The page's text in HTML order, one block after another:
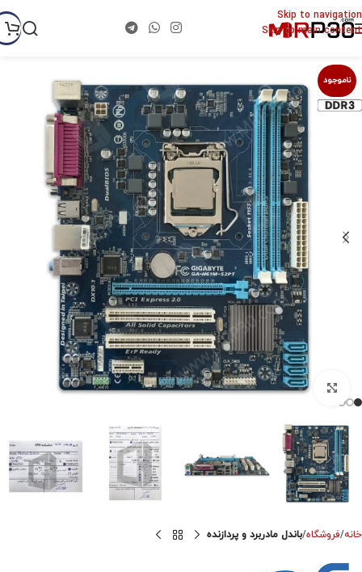
Skip to navigation
Skip to main content
ناموجود
برای بزرگنمایی کلیک کنید
خانه فروشگاه باندل مادربرد و پردازنده